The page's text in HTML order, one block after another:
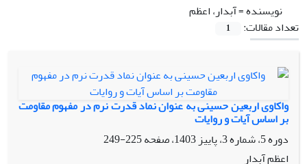
نویسنده =آبدار، اعظم
تعداد مقالات:
1
واکاوی اربعین حسینی به عنوان نماد قدرت نرم در مفهوم مقاومت
بر اساس آیات و روایات
دوره 5، شماره 3، پاییز 1403، صفحه
225-249
اعظم آبدار